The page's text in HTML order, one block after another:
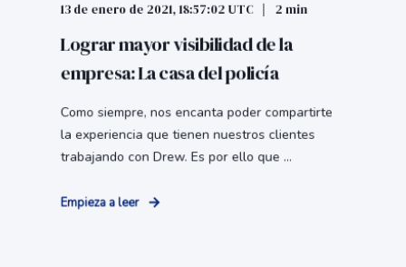
13 de enero de 2021, 18:57:02 UTC 2 min
Lograr mayor visibilidad de la
empresa: La casa del policía
Como siempre, nos encanta poder compartirte
la experiencia que tienen nuestros clientes
trabajando con Drew. Es por ello que ...
Empieza a leer